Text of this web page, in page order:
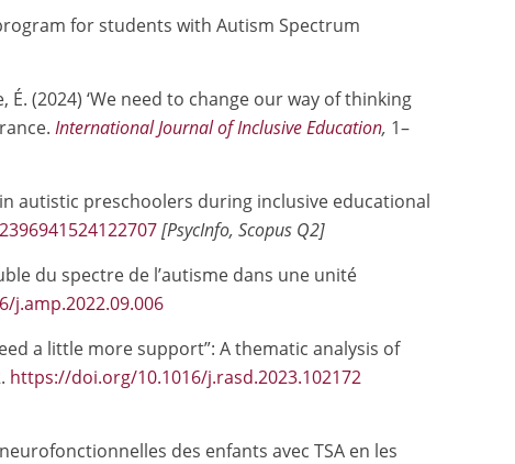
for students with Autism Spectrum
É. (2024) ‘We need to change our way of thinking
International Journal of Inclusive Education, 1–
autistic preschoolers during inclusive educational
[PsycInfo, Scopus Q2]
du spectre de l’autisme dans une unité
j.amp.2022.09.006
a little more support”: A thematic analysis of
https://doi.org/10.1016/j.rasd.2023.102172
des enfants avec TSA en les